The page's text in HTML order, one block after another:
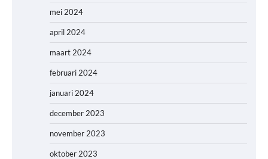
mei 2024
april 2024
maart 2024
februari 2024
januari 2024
december 2023
november 2023
oktober 2023